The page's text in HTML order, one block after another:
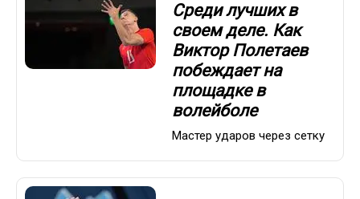
Среди лучших в
своем деле. Как
Виктор Полетаев
побеждает на
площадке в
волейболе
Мастер ударов через сетку